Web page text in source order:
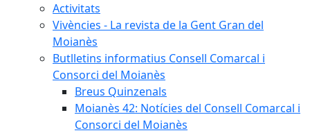
Activitats
Vivències - La revista de la Gent Gran del
Moianès
Butlletins informatius Consell Comarcal i
Consorci del Moianès
Breus Quinzenals
Moianès 42: Notícies del Consell Comarcal i
Consorci del Moianès